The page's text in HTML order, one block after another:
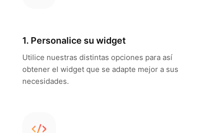
1. Personalice su widget
Utilice nuestras distintas opciones para así
obtener el widget que se adapte mejor a sus
necesidades.